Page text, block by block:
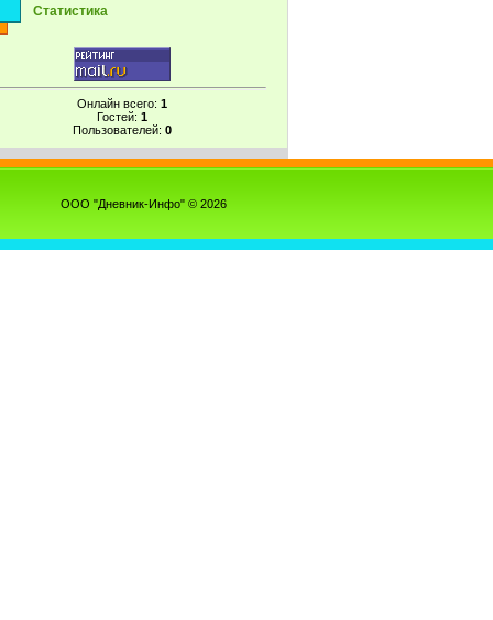
Статистика
Онлайн всего: 1
Гостей: 1
Пользователей: 0
ООО "Дневник-Инфо" © 2026